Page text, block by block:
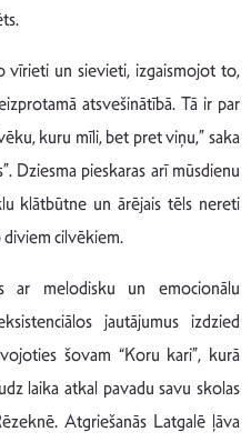
vīrieti un sievieti, izgaismojot to,
atsvešinātībā. Tā ir par
kuru mīli, bet pret viņu,” saka
Dziesma pieskaras arī mūsdienu
klātbūtne un ārējais tēls nereti
cilvēkiem.
ar melodisku un emocionālu
jautājumus izdzied
šovam “Koru kari”, kurā
laika atkal pavadu savu skolas
Atgriešanās Latgalē ļāva